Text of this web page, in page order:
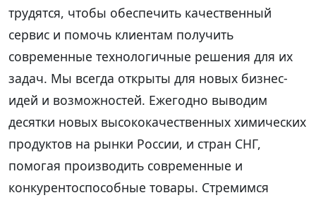
трудятся, чтобы обеспечить качественный
сервис и помочь клиентам получить
современные технологичные решения для их
задач. Мы всегда открыты для новых бизнес-
идей и возможностей. Ежегодно выводим
десятки новых высококачественных химических
продуктов на рынки России, и стран СНГ,
помогая производить современные и
конкурентоспособные товары. Стремимся